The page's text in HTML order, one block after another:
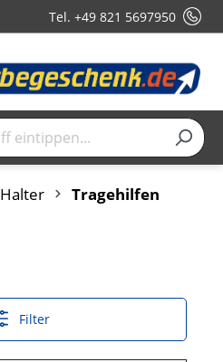
Tel. +49 821 5697950
Halter Tragehilfen
Filter